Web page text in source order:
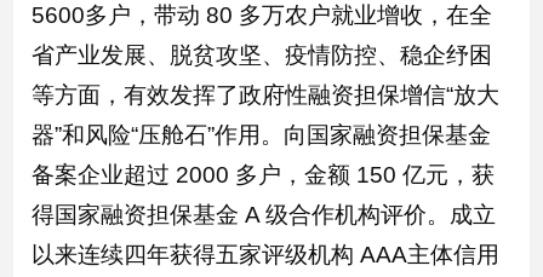
5600多户，带动 80 多万农户就业增收，在全
省产业发展、脱贫攻坚、疫情防控、稳企纾困
等方面，有效发挥了政府性融资担保增信“放大
器”和风险“压舱石”作用。向国家融资担保基金
备案企业超过 2000 多户，金额 150 亿元，获
得国家融资担保基金 A 级合作机构评价。成立
以来连续四年获得五家评级机构 AAA主体信用